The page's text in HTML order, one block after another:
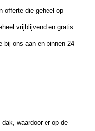
offerte die geheel op
vrijblijvend en gratis.
bij ons aan en binnen 24
waardoor er op de